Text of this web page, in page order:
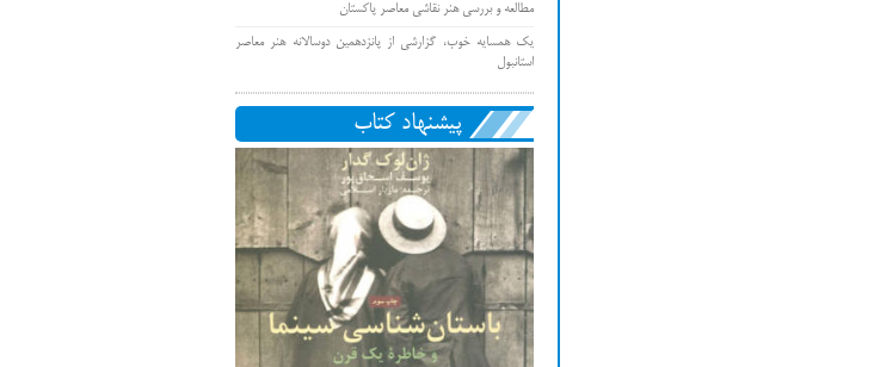
مطالعه و بررسی هنر نقاشی معاصر پاکستان
یک همسایه خوب، گزارشی از پانزدهمین دوسالانه هنر معاصر
استانبول
پیشنهاد کتاب